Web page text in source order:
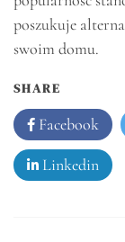
poszukuje
swoim domu.
SHARE
Facebook
Linkedin